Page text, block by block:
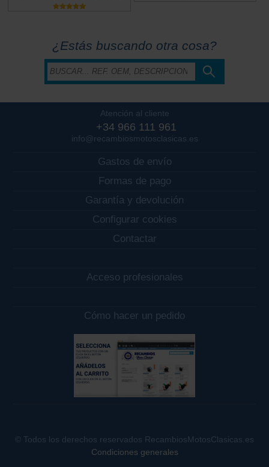
¿Estás buscando otra cosa?
Atención al cliente
+34 966 111 961
info@recambiosmotosclasicas.es
Gastos de envío
Formas de pago
Garantía y devolución
Configurar cookies
Contactar
Acceso profesionales
Cómo hacer un pedido
© Todos los derechos reservados RecambiosMotosClasicas.es
Condiciones generales